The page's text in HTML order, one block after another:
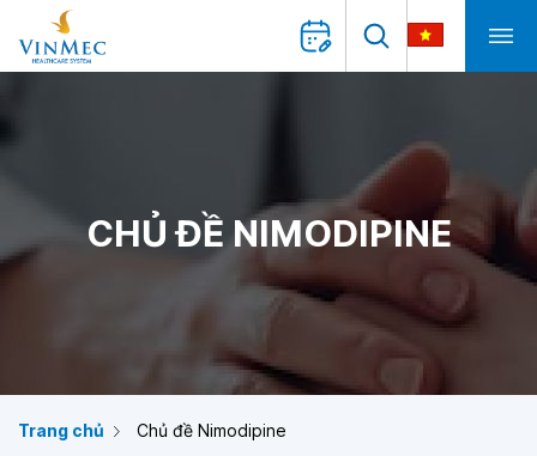
CHỦ ĐỀ NIMODIPINE
Trang chủ Chủ đề Nimodipine